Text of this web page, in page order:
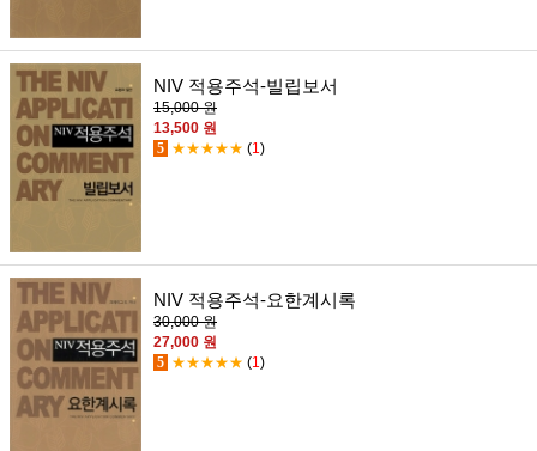
NIV 적용주석-빌립보서
15,000 원
13,500 원
5 ★★★★★ (1)
NIV 적용주석-요한계시록
30,000 원
27,000 원
5 ★★★★★ (1 )